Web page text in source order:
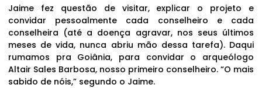
Jaime fez questão de visitar, explicar o projeto e
convidar pessoalmente cada conselheiro e cada
conselheira (até a doença agravar, nos seus últimos
meses de vida, nunca abriu mão dessa tarefa). Daqui
rumamos pra Goiânia, para convidar o arqueólogo
Altair Sales Barbosa, nosso primeiro conselheiro. “O mais
sabido de nóis,” segundo o Jaime.